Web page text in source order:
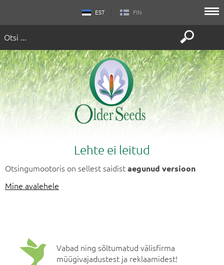
EST FIN
Avaleht
Sortiment ja päringu saatmine
Teenused
Artiklid ja nõuandedLehte ei leitud
Otsingumootoris on sellest saidistaegunud versioon
Mine avalehele
Vabad ning sõltumatud välisfirma
müügivajadustest ja reklaamidest!